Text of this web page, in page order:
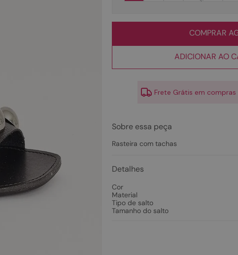
COMPRAR
ADICIONAR AO
Frete Grátis em compras
Sobre essa peça
Rasteira com tachas
Detalhes
Cor
Material
Tipo de salto
Tamanho do salto